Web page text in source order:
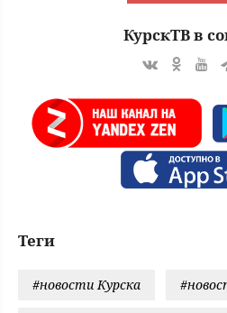
КурскТВ в
Теги
#новости Курска